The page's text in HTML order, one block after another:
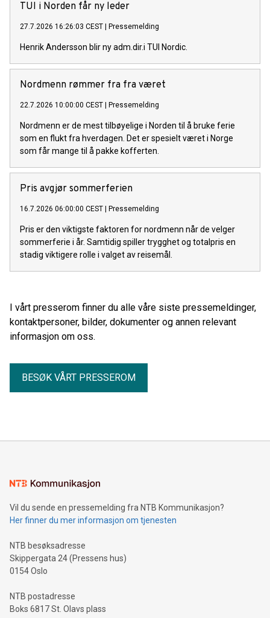
TUI i Norden får ny leder
27.7.2026 16:26:03 CEST Pressemelding
Henrik Andersson blir ny adm.dir.i TUI Nordic.
Nordmenn rømmer fra fra været
22.7.2026 10:00:00 CEST Pressemelding
Nordmenn er de mest tilbøyelige i Norden til å bruke ferie
som en flukt fra hverdagen. Det er spesielt været i Norge
som får mange til å pakke kofferten.
Pris avgjør sommerferien
16.7.2026 06:00:00 CEST Pressemelding
Pris er den viktigste faktoren for nordmenn når de velger
sommerferie i år. Samtidig spiller trygghet og totalpris en
stadig viktigere rolle i valget av reisemål.
I vårt presserom finner du alle våre siste pressemeldinger,
kontaktpersoner, bilder, dokumenter og annen relevant
informasjon om oss.
BESØK VÅRT PRESSEROM
Vil du sende en pressemelding fra NTB Kommunikasjon?
Her finner du mer informasjon om tjenesten
NTB besøksadresse
Skippergata 24 (Pressens hus)
0154 Oslo
NTB postadresse
Boks 6817 St. Olavs plass